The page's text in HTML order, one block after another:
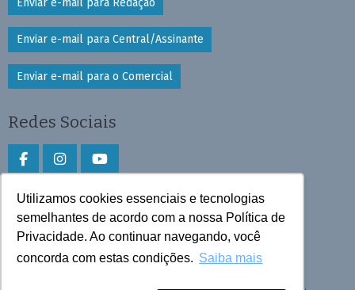
Utilizamos cookies essenciais e tecnologias
semelhantes de acordo com a nossa Política de
Privacidade. Ao continuar navegando, você
concorda com estas condições. Saiba mais
Enviar e-mail para Central/Assinante
Enviar e-mail para o Comercial
Redes Sociais
Faça download do aplicativo
Play Store e App Store